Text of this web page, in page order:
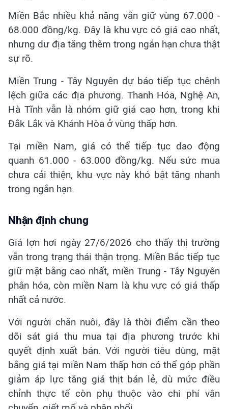
Miền Bắc nhiều khả năng vẫn giữ vùng 67.000 -
68.000 đồng/kg. Đây là khu vực có giá cao nhất,
nhưng dư địa tăng thêm trong ngắn hạn chưa thật
sự rõ.
Miền Trung - Tây Nguyên dự báo tiếp tục chênh
lệch giữa các địa phương. Thanh Hóa, Nghệ An,
Hà Tĩnh vẫn là nhóm giữ giá cao hơn, trong khi
Đắk Lắk và Khánh Hòa ở vùng thấp hơn.
Tại miền Nam, giá có thể tiếp tục dao động
quanh 61.000 - 63.000 đồng/kg. Nếu sức mua
chưa cải thiện, khu vực này khó bật tăng nhanh
trong ngắn hạn.
Nhận định chung
Giá lợn hơi ngày 27/6/2026 cho thấy thị trường
vẫn trong trạng thái thận trọng. Miền Bắc tiếp tục
giữ mặt bằng cao nhất, miền Trung - Tây Nguyên
phân hóa, còn miền Nam là khu vực có giá thấp
nhất cả nước.
Với người chăn nuôi, đây là thời điểm cần theo
dõi sát giá thu mua tại địa phương trước khi
quyết định xuất bán. Với người tiêu dùng, mặt
bằng giá tại miền Nam thấp hơn có thể góp phần
giảm áp lực tăng giá thịt bán lẻ, dù mức điều
chỉnh thực tế còn phụ thuộc vào chi phí vận